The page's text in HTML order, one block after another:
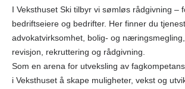
I Veksthuset Ski tilbyr vi sømløs rådgivning –
bedriftseiere og bedrifter. Her finner du
advokatvirksomhet, bolig- og
revisjon, rekruttering og rådgivning.
Som en arena for utveksling av
i Veksthuset å skape muligheter, vekst og